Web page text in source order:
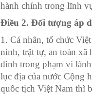
hành chính trong lĩnh
Điều 2. Đối tượng áp
1. Cá nhân, tổ chức
ninh, trật tự, an toàn xã
đình trong phạm vi
lục địa của nước Cộng h
quốc tịch Việt Nam thì